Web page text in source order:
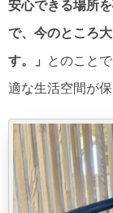
安心できる場所
で、今のところ
す。」
とのこと
適な生活空間が